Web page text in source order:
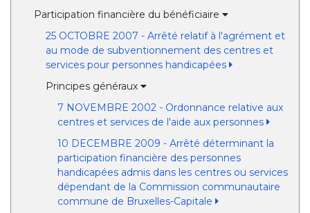
Participation financière du bénéficiaire
25 OCTOBRE 2007 - Arrêté relatif à l'agrément et
au mode de subventionnement des centres et
services pour personnes handicapées
Principes généraux
7 NOVEMBRE 2002 - Ordonnance relative aux
centres et services de l'aide aux personnes
10 DECEMBRE 2009 - Arrêté déterminant la
participation financière des personnes
handicapées admis dans les centres ou services
dépendant de la Commission communautaire
commune de Bruxelles-Capitale